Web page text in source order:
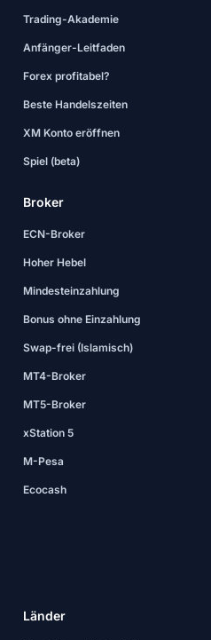
Trading-Akademie
Anfänger-Leitfaden
Forex profitabel?
Beste Handelszeiten
XM Konto eröffnen
Spiel (beta)
Broker
ECN-Broker
Hoher Hebel
Mindesteinzahlung
Bonus ohne Einzahlung
Swap-frei (Islamisch)
MT4-Broker
MT5-Broker
xStation 5
M-Pesa
Ecocash
Länder